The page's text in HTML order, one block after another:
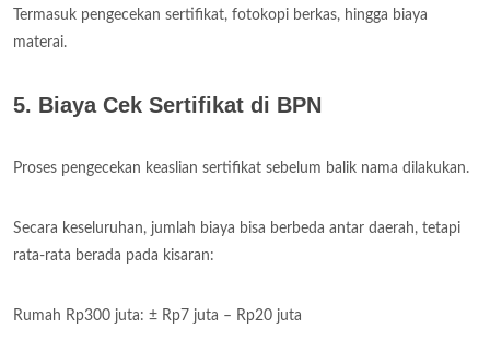
Termasuk pengecekan sertifikat, fotokopi berkas, hingga biaya
materai.
5. Biaya Cek Sertifikat di BPN
Proses pengecekan keaslian sertifikat sebelum balik nama dilakukan.
Secara keseluruhan, jumlah biaya bisa berbeda antar daerah, tetapi
rata-rata berada pada kisaran:
Rumah Rp300 juta: ± Rp7 juta – Rp20 juta